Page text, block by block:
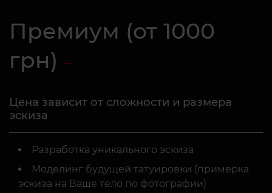
Премиум (от 1000
грн)
Цена зависит от сложности и размера
эскиза
Разработка уникального эскиза
Моделинг будущей татуировки (примерка
эскиза на Ваше тело по фотографии)